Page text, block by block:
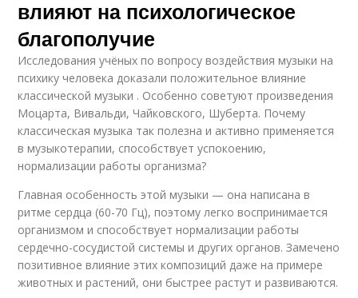
влияют на психологическое
благополучие
Исследования учёных по вопросу воздействия музыки на
психику человека доказали положительное влияние
классической музыки . Особенно советуют произведения
Моцарта, Вивальди, Чайковского, Шуберта. Почему
классическая музыка так полезна и активно применяется
в музыкотерапии, способствует успокоению,
нормализации работы организма?
Главная особенность этой музыки — она написана в
ритме сердца (60-70 Гц), поэтому легко воспринимается
организмом и способствует нормализации работы
сердечно-сосудистой системы и других органов. Замечено
позитивное влияние этих композиций даже на примере
животных и растений, они быстрее растут и развиваются.